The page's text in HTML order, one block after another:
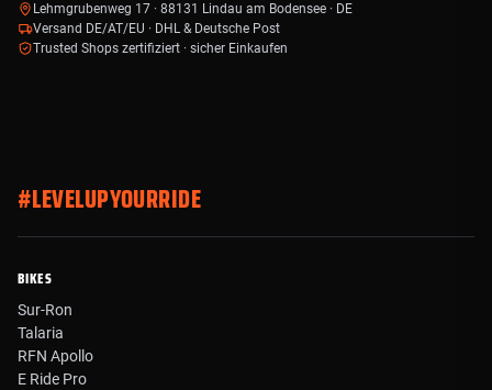
Lehmgrubenweg 17 · 88131 Lindau am Bodensee · DE
Versand DE/AT/EU · DHL & Deutsche Post
Trusted Shops zertifiziert · sicher Einkaufen
#LEVELUPYOURRIDE
BIKES
Sur-Ron
Talaria
RFN Apollo
E Ride Pro